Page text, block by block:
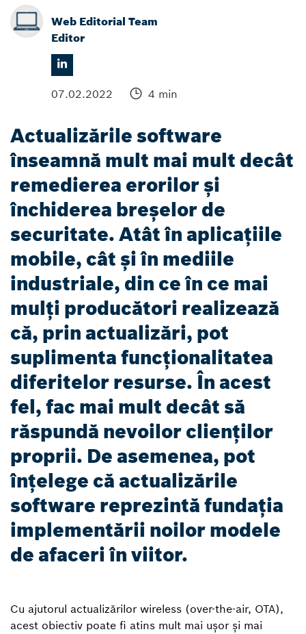
Web Editorial Team
Editor
07.02.2022 4 min
Actualizările software
înseamnă mult mai mult decât
remedierea erorilor și
închiderea breșelor de
securitate. Atât în aplicațiile
mobile, cât și în mediile
industriale, din ce în ce mai
mulți producători realizează
că, prin actualizări, pot
suplimenta funcționalitatea
diferitelor resurse. În acest
fel, fac mai mult decât să
răspundă nevoilor clienților
proprii. De asemenea, pot
înțelege că actualizările
software reprezintă fundația
implementării noilor modele
de afaceri în viitor.
Cu ajutorul actualizărilor wireless (over-the-air, OTA),
acest obiectiv poate fi atins mult mai ușor și mai